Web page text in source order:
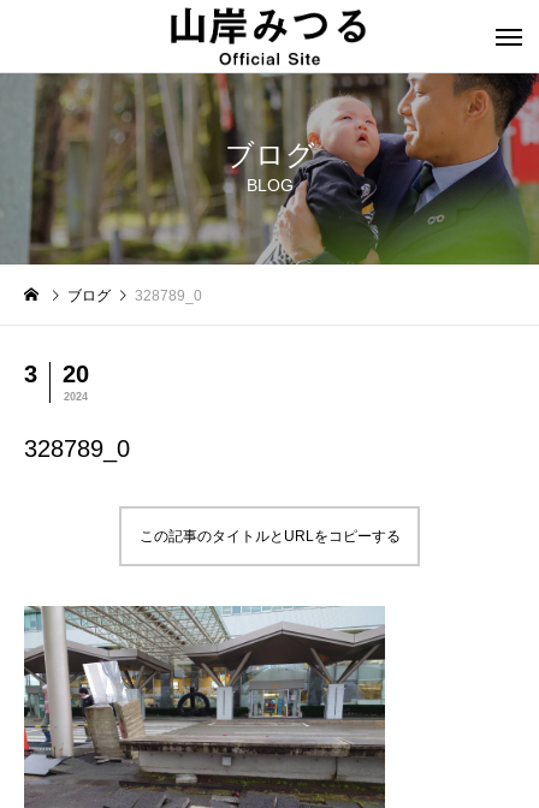
ブログ
BLOG
ブログ 328789_0
3 20
2024
328789_0
この記事のタイトルとURLをコピーする